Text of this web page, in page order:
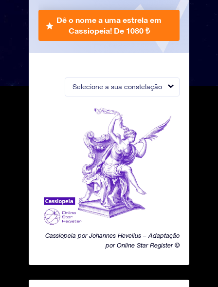
Selecione a sua constelação
Cassiopeia por Johannes Hevelius – Adaptação
por Online Star Register ©
Dê o nome a uma estrela em
Cassiopeia! De 1080 ₺